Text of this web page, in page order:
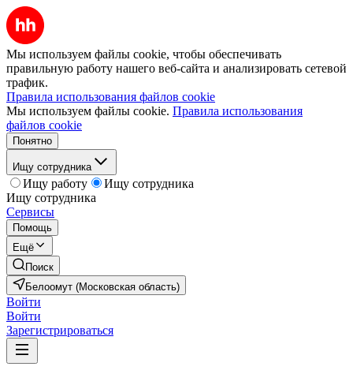
Мы используем файлы cookie, чтобы обеспечивать
правильную работу нашего веб-сайта и анализировать сетевой
трафик.
Правила использования файлов cookie
Мы используем файлы cookie. Правила использования
файлов cookie
Понятно
Ищу сотрудника
Ищу работу
Ищу сотрудника
Ищу сотрудника
Сервисы
Помощь
Ещё
Поиск
Белоомут (Московская область)
Войти
Войти
Зарегистрироваться